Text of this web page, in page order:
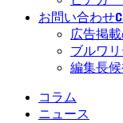
お問い合わせ
広告掲
ブルワ
編集長
コラム
ニュース